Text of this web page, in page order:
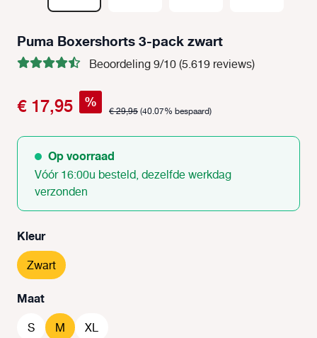
Puma Boxershorts 3-pack zwart
Beoordeling 9/10 (5.619 reviews)
€ 17,95 % € 29,95(40.07% bespaard)
Op voorraad
Vóór 16:00u besteld, dezelfde werkdag
verzonden
Selecteer
Kleur
Zwart
Selecteer
Maat
S M XL